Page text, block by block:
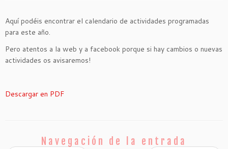
Aquí podéis encontrar el calendario de actividades programadas
para este año.
Pero atentos a la web y a facebook porque si hay cambios o nuevas
actividades os avisaremos!
Descargar en PDF
Navegación de la entrada